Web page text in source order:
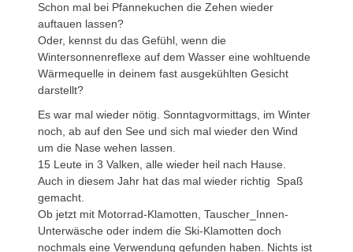
Schon mal bei Pfannekuchen die Zehen wieder
auftauen lassen?
Oder, kennst du das Gefühl, wenn die
Wintersonnenreflexe auf dem Wasser eine wohltuende
Wärmequelle in deinem fast ausgekühlten Gesicht
darstellt?
Es war mal wieder nötig. Sonntagvormittags, im Winter
noch, ab auf den See und sich mal wieder den Wind
um die Nase wehen lassen.
15 Leute in 3 Valken, alle wieder heil nach Hause.
Auch in diesem Jahr hat das mal wieder richtig Spaß
gemacht.
Ob jetzt mit Motorrad-Klamotten, Tauscher_Innen-
Unterwäsche oder indem die Ski-Klamotten doch
nochmals eine Verwendung gefunden haben. Nichts ist